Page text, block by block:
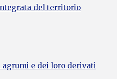
del territorio
agrumi e dei loro derivati